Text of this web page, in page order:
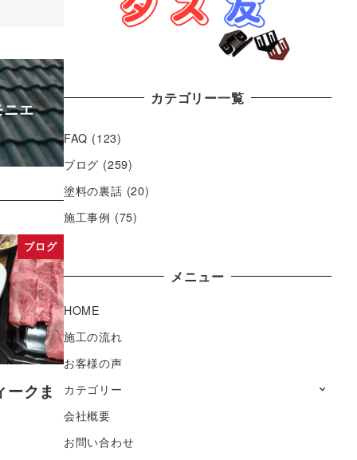
エ
ブログ
ークま
カテゴリー一覧
FAQ (123)
ブログ (259)
塗料の裏話 (20)
施工事例 (75)
メニュー
HOME
施工の流れ
お客様の声
カテゴリー
会社概要
お問い合わせ